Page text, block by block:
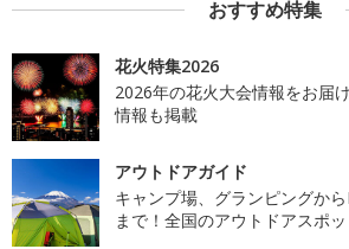
おすすめ特集
花火特集2026
2026年の花火大会情報をお届
情報も掲載
アウトドアガイド
キャンプ場、グランピングか
まで！全国のアウトドアスポ